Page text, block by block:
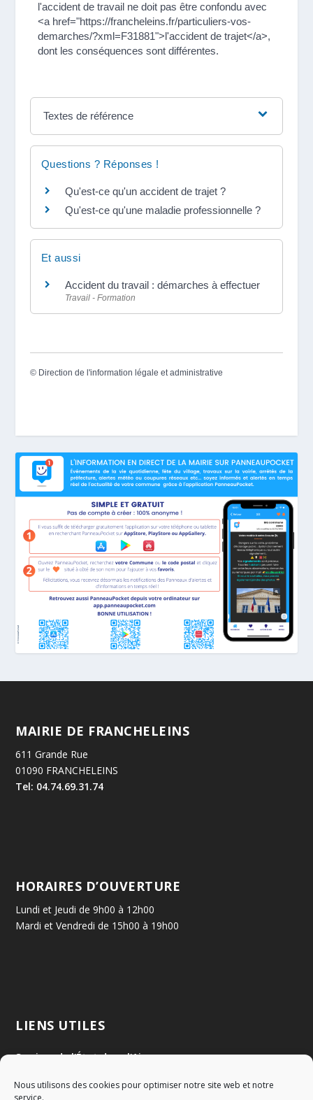
Nous utilisons des cookies pour optimiser notre site web et notre
l'accident de travail ne doit pas être confondu avec
<a href="https://francheleins.fr/particuliers-vos-
demarches/?xml=F31881">l'accident de trajet</a>,
dont les conséquences sont différentes.
Textes de référence
Questions ? Réponses !
Qu'est-ce qu'un accident de trajet ?
Qu'est-ce qu'une maladie professionnelle ?
Et aussi
Accident du travail : démarches à effectuer
Travail - Formation
© Direction de l'information légale et administrative
MAIRIE DE FRANCHELEINS
611 Grande Rue
01090 FRANCHELEINS
Tel: 04.74.69.31.74
HORAIRES D’OUVERTURE
Lundi et Jeudi de 9h00 à 12h00
Mardi et Vendredi de 15h00 à 19h00
LIENS UTILES
Services de l'État dans l'Ain
Communauté de Communes Val de Saône Centre